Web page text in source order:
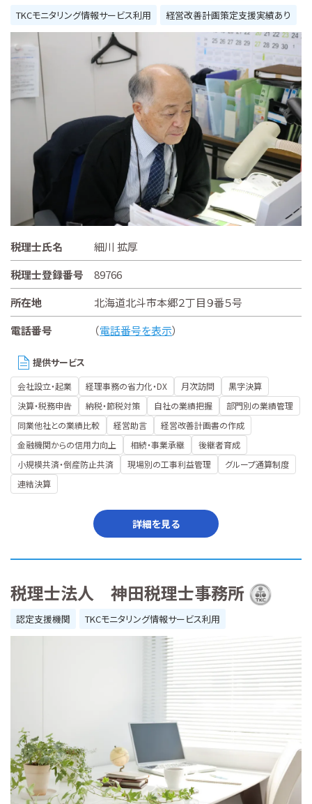
TKCモニタリング情報サービス利用
経営改善計画策定支援実績あり
税理士氏名
細川 拡厚
税理士登録番号
89766
所在地
北海道北斗市本郷２丁目９番５号
電話番号
（電話番号を表示）
提供サービス
会社設立・起業 経理事務の省力化・DX 月次訪問
黒字決算
決算・税務申告
納税・節税対策 自社の業績把握
部門別の業績管理
同業他社との業績比較
経営助言
経営改善計画書の作成
金融機関からの信用力向上
相続・事業承継
後継者育成
小規模共済・倒産防止共済
現場別の工事利益管理
グループ通算制度
連結決算
詳細を見る
税理士法人 神田税理士事務所
認定支援機関 TKCモニタリング情報サービス利用